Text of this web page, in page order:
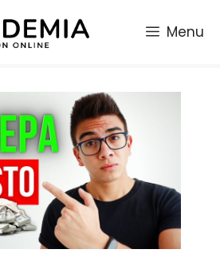
Menu